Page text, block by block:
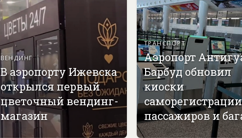
ВЕНДИНГ
В аэропорту Ижевска
открылся первый
цветочный вендинг-
магазин
ТРАНСПОРТ
Аэропорт
Барбуд обновил
киоски
саморегистрации
пассажиров и